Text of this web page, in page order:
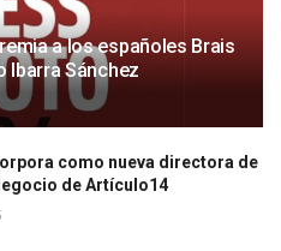
a los españoles Brais
Ibarra Sánchez
como nueva directora de
de Artículo14